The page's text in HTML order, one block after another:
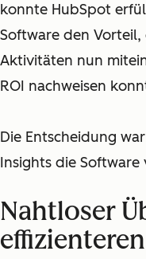
konnte HubSpot
Software den Vorteil,
Aktivitäten nun
ROI nachweisen
Die Entscheidung
Insights die Software
Nahtloser